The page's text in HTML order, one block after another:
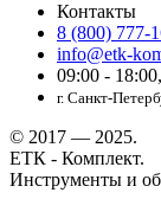
Контакты
8 (800) 777-
info@etk-
09:00 -
г. Санкт-
© 2017 — 2025.
ЕТК - Комплект.
Инструменты и